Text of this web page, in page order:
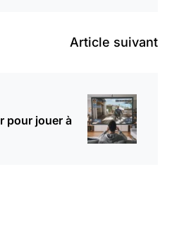
Article suivant
pour jouer à